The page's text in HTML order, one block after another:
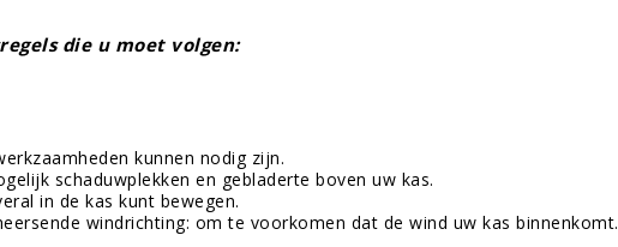
die u moet volgen:
kunnen nodig zijn.
schaduwplekken en gebladerte boven uw kas.
in de kas kunt bewegen.
windrichting: om te voorkomen dat de wind uw kas binnenkomt.